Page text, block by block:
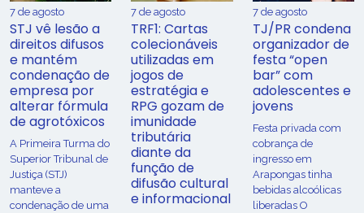
7 de agosto
STJ vê lesão a
direitos difusos
e mantém
condenação de
empresa por
alterar fórmula
de agrotóxicos
​A Primeira Turma do
Superior Tribunal de
Justiça (STJ)
manteve a
condenação de uma
7 de agosto
TRF1: Cartas
colecionáveis
utilizadas em
jogos de
estratégia e
RPG gozam de
imunidade
tributária
diante da
função de
difusão cultural
e informacional
7 de agosto
TJ/PR condena
organizador de
festa “open
bar” com
adolescentes e
jovens
Festa privada com
cobrança de
ingresso em
Arapongas tinha
bebidas alcoólicas
liberadas O